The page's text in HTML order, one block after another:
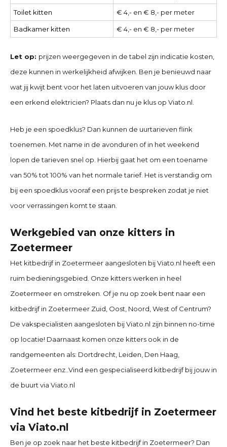
Toilet kitten € 4,- en € 8,- per meter
Badkamer kitten € 4,- en € 8,- per meter
Let op: prijzen weergegeven in de tabel zijn indicatie kosten,
deze kunnen in werkelijkheid afwijken. Ben je benieuwd naar
wat jij kwijt bent voor het laten uitvoeren van jouw klus door
een erkend elektricien? Plaats dan nu je klus op Viato.nl.
Heb je een spoedklus? Dan kunnen de uurtarieven flink
toenemen. Met name in de avonduren of in het weekend
lopen de tarieven snel op. Hierbij gaat het om een toename
van 50% tot 100% van het normale tarief. Het is verstandig om
bij een spoedklus vooraf een prijs te bespreken zodat je niet
voor verrassingen komt te staan.
Werkgebied van onze kitters in
Zoetermeer
Het kitbedrijf in Zoetermeer aangesloten bij Viato.nl heeft een
ruim bedieningsgebied. Onze kitters werken in heel
Zoetermeer en omstreken. Of je nu op zoek bent naar een
kitbedrijf in Zoetermeer Zuid, Oost, Noord, West of Centrum?
De vakspecialisten aangesloten bij Viato.nl zijn binnen no-time
op locatie! Daarnaast komen onze kitters ook in de
randgemeenten als: Dortdrecht, Leiden, Den Haag,
Zoetermeer enz..Vind een gespecialiseerd kitbedrijf bij jouw in
de buurt via Viato.nl
Vind het beste kitbedrijf in Zoetermeer
via Viato.nl
Ben je op zoek naar het beste kitbedrijf in Zoetermeer? Dan